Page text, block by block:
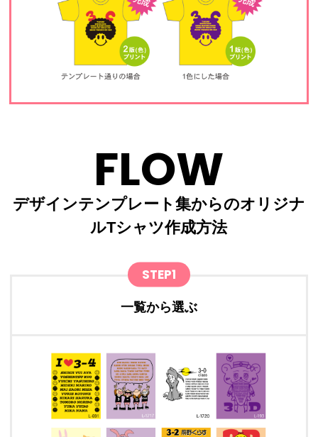
FLOW
デザインテンプレート集からのオリジナ
ルTシャツ作成方法
STEP1
一覧から選ぶ